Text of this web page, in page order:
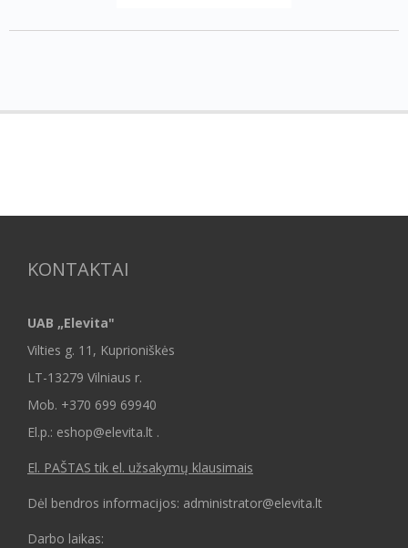
KONTAKTAI
UAB „Elevita"
Vilties g. 11, Kuprioniškės
LT-13279 Vilniaus r.
Mob. +370 699 69940
El.p.: eshop@elevita.lt .
El. PAŠTAS tik el. užsakymų klausimais
Dėl bendros informacijos: administrator@elevita.lt
Darbo laikas: